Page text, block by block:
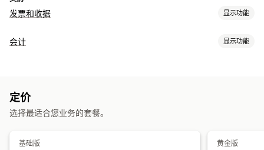
发票和收据 显示功能
文件类型
颜色和字体
Logo 多币种
批量下载
数据安全性
会计 显示功能
自动数据同步
定价
选择最适合您业务的套餐。
基础版 黄金版